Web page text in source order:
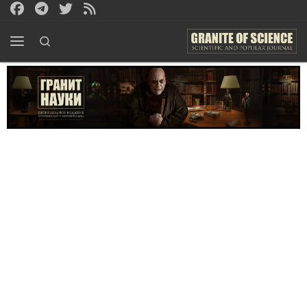
Перейти к содержимому